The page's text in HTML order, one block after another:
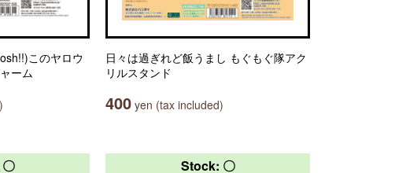
このヤロウ
ーム
日々は過ぎれど飯うまし もぐもぐ隊アク
リルスタンド
400 yen (tax included)
Stock: 〇